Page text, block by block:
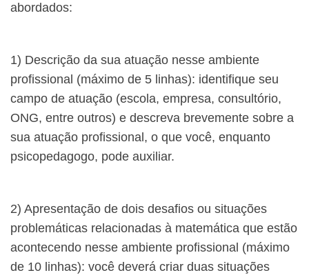
abordados:
1) Descrição da sua atuação nesse ambiente
profissional (máximo de 5 linhas): identifique seu
campo de atuação (escola, empresa, consultório,
ONG, entre outros) e descreva brevemente sobre a
sua atuação profissional, o que você, enquanto
psicopedagogo, pode auxiliar.
2) Apresentação de dois desafios ou situações
problemáticas relacionadas à matemática que estão
acontecendo nesse ambiente profissional (máximo
de 10 linhas): você deverá criar duas situações